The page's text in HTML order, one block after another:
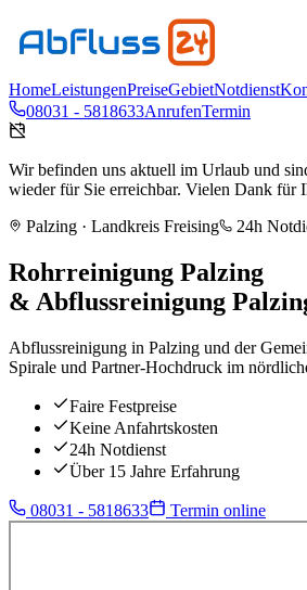
HomeLeistungenPreiseGebietNotdienst
08031 - 5818633AnrufenTermin
Wir befinden uns aktuell im Urlaub und
wieder für Sie erreichbar. Vielen Dank für
Palzing · Landkreis Freising 24h
Rohrreinigung Palzing
& Abflussreinigung
Abflussreinigung in Palzing und der
Spirale und Partner-Hochdruck im
Faire Festpreise
Keine Anfahrtskosten
24h Notdienst
Über 15 Jahre Erfahrung
08031 - 5818633 Termin online